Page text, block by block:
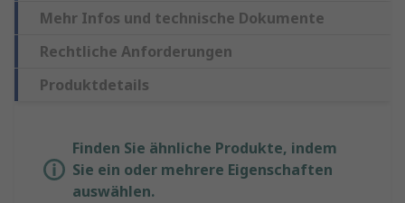
Mehr Infos und technische Dokumente
Rechtliche Anforderungen
Produktdetails
Finden Sie ähnliche Produkte, indem
Sie ein oder mehrere Eigenschaften
auswählen.